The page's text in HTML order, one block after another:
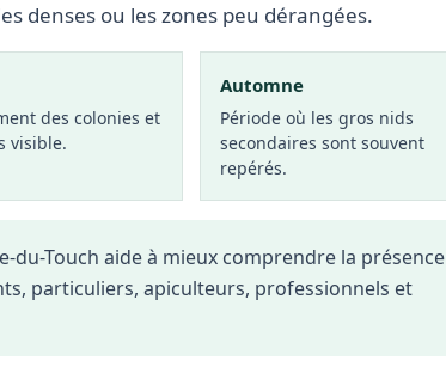
denses ou les zones peu dérangées.
des colonies et
visible.
Automne
Période où les gros nids
secondaires sont souvent
repérés.
du-Touch aide à mieux comprendre la présence
particuliers, apiculteurs, professionnels et